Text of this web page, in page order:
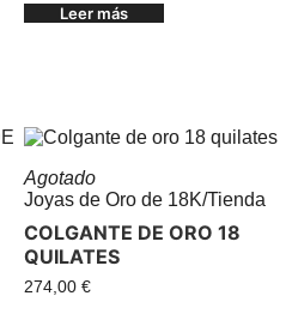
Leer más
Agotado
Joyas de Oro de 18K/Tienda
COLGANTE DE ORO 18
QUILATES
274,00 €